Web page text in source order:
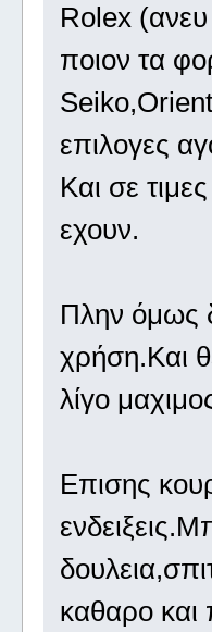
Rolex (ανευ
ποιον τα
Seiko,Orient
επιλογες
Και σε
εχουν.
Πλην όμως
χρήση.Και
λίγο
Επισης
καθαρο